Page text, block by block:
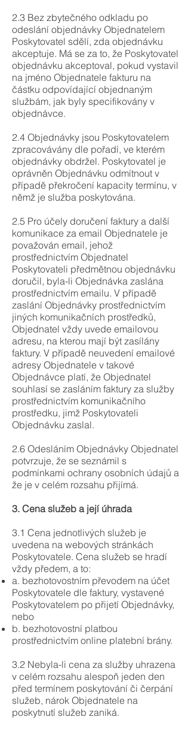
2.3 Bez zbytečného odkladu po
odeslání objednávky Objednatelem
Poskytovatel sdělí, zda objednávku
akceptuje. Má se za to, že Poskytovatel
objednávku akceptoval, pokud vystavil
na jméno Objednatele fakturu na
částku odpovídající objednaným
službám, jak byly specifikovány v
objednávce.
2.4 Objednávky jsou Poskytovatelem
zpracovávány dle pořadí, ve kterém
objednávky obdržel. Poskytovatel je
oprávněn Objednávku odmítnout v
případě překročení kapacity termínu, v
němž je služba poskytována.
2.5 Pro účely doručení faktury a další
komunikace za email Objednatele je
považován email, jehož
prostřednictvím Objednatel
Poskytovateli předmětnou objednávku
doručil, byla-li Objednávka zaslána
prostřednictvím emailu. V případě
zaslání Objednávky prostřednictvím
jiných komunikačních prostředků,
Objednatel vždy uvede emailovou
adresu, na kterou mají být zasílány
faktury. V případě neuvedení emailové
adresy Objednatele v takové
Objednávce platí, že Objednatel
souhlasí se zasláním faktury za služby
prostřednictvím komunikačního
prostředku, jimž Poskytovateli
Objednávku zaslal.
2.6 Odesláním Objednávky Objednatel
potvrzuje, že se seznámil s
podmínkami ochrany osobních údajů a
že je v celém rozsahu přijímá.
3. Cena služeb a její úhrada
3.1 Cena jednotlivých služeb je
uvedena na webových stránkách
Poskytovatele. Cena služeb se hradí
vždy předem, a to:
a. bezhotovostním převodem na účet
Poskytovatele dle faktury, vystavené
Poskytovatelem po přijetí Objednávky,
nebo
b. bezhotovostní platbou
prostřednictvím online platební brány.
3.2 Nebyla-li cena za služby uhrazena
v celém rozsahu alespoň jeden den
před termínem poskytování či čerpání
služeb, nárok Objednatele na
poskytnutí služeb zaniká.